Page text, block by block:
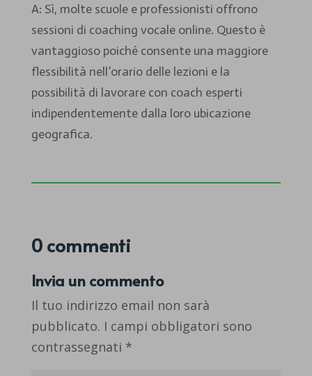
A: Sì, molte scuole e professionisti offrono
sessioni di coaching vocale online. Questo è
vantaggioso poiché consente una maggiore
flessibilità nell’orario delle lezioni e la
possibilità di lavorare con coach esperti
indipendentemente dalla loro ubicazione
geografica.
0 commenti
Invia un commento
Il tuo indirizzo email non sarà
pubblicato. I campi obbligatori sono
contrassegnati *